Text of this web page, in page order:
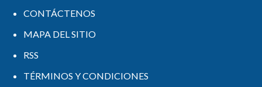
CONTÁCTENOS
MAPA DEL SITIO
RSS
TÉRMINOS Y CONDICIONES